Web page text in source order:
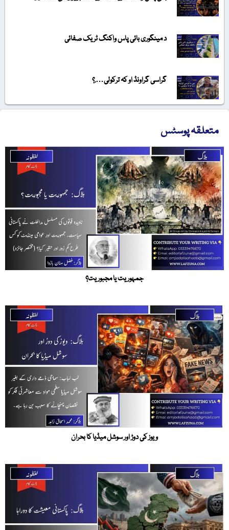
د مینگوری بائی پاس واکنگ ٹریک صفائی
گراسی گراونڈ او کہ ترکولی….؟
متعلقہ پوسٹس
جمہوریت یا مجبوریت؟
ویوز کی دوڑ اور سوشل میڈیا کا بحران